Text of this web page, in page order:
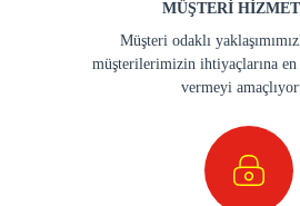
MÜŞTERİ
Müşteri odaklı
müşterilerimizin ihtiyaçlarına
vermeyi